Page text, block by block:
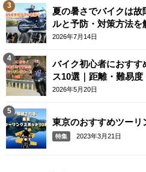
夏の暑さでバイクは
ルと予防・対策方法を
2026年7月14日
バイク初心者におす
ス10選｜距離・難易度
2026年5月20日
東京のおすすめツーリ
特集 2023年3月21日